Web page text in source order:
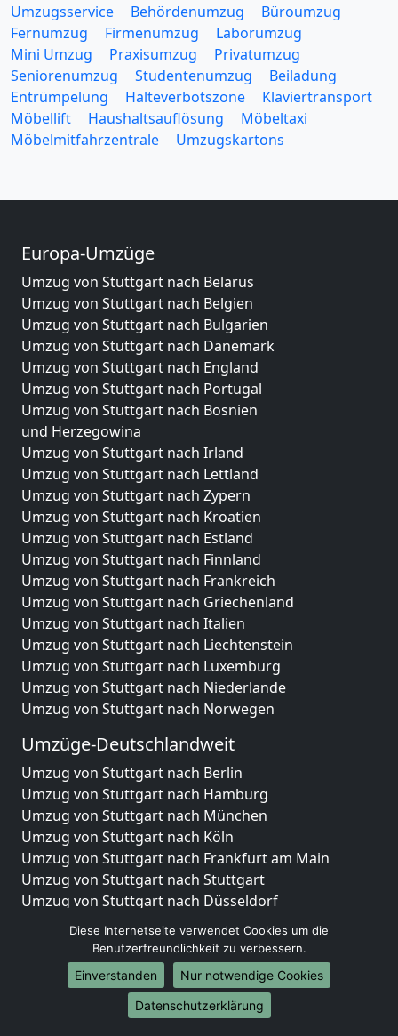
Umzugsservice Behördenumzug
Büroumzug
Fernumzug
Firmenumzug
Laborumzug
Mini Umzug
Praxisumzug
Privatumzug
Seniorenumzug
Studentenumzug
Beiladung
Entrümpelung
Halteverbotszone
Klaviertransport
Möbellift
Haushaltsauflösung
Möbeltaxi
Möbelmitfahrzentrale
Umzugskartons
Europa-Umzüge
Umzug von Stuttgart nach Belarus
Umzug von Stuttgart nach Belgien
Umzug von Stuttgart nach Bulgarien
Umzug von Stuttgart nach Dänemark
Umzug von Stuttgart nach England
Umzug von Stuttgart nach Portugal
Umzug von Stuttgart nach Bosnien
und Herzegowina
Umzug von Stuttgart nach Irland
Umzug von Stuttgart nach Lettland
Umzug von Stuttgart nach Zypern
Umzug von Stuttgart nach Kroatien
Umzug von Stuttgart nach Estland
Umzug von Stuttgart nach Finnland
Umzug von Stuttgart nach Frankreich
Umzug von Stuttgart nach Griechenland
Umzug von Stuttgart nach Italien
Umzug von Stuttgart nach Liechtenstein
Umzug von Stuttgart nach Luxemburg
Umzug von Stuttgart nach Niederlande
Umzug von Stuttgart nach Norwegen
Umzüge-Deutschlandweit
Umzug von Stuttgart nach Berlin
Umzug von Stuttgart nach Hamburg
Umzug von Stuttgart nach München
Umzug von Stuttgart nach Köln
Umzug von Stuttgart nach Frankfurt am Main
Umzug von Stuttgart nach Stuttgart
Umzug von Stuttgart nach Düsseldorf
Umzug von Stuttgart nach Leipzig
Umzug von Stuttgart nach Dortmund
Umzug von Stuttgart nach Essen
Umzug von Stuttgart nach Bremen
Umzug von Stuttgart nach Dresden
Diese Internetseite verwendet Cookies um die
Benutzerfreundlichkeit zu verbessern.
Einverstanden
Nur notwendige Cookies
Datenschutzerklärung